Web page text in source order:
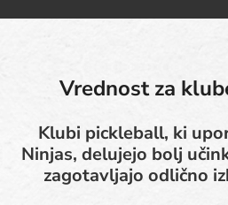
Vrednost za
Klubi pickleball, ki
Ninjas, delujejo bolj
zagotavljajo odlično